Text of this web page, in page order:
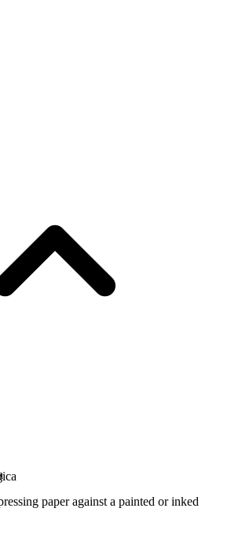
paper against a painted or inked